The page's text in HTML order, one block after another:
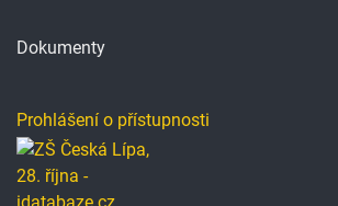
Dokumenty
Prohlášení o přístupnosti